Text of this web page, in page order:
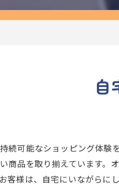
自
続可能なショッピング体験
商品を取り揃えています。
客様は、自宅にいながらに